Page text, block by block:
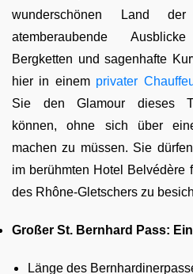
wunderschönen Land
atemberaubende
Bergketten und sagenhafte
hier in einem privater
Sie den Glamour dieses
können, ohne sich über
machen zu müssen. Sie
im berühmten Hotel Belvédère
des Rhône-Gletschers zu
Großer St. Bernhard Pass:
Länge des